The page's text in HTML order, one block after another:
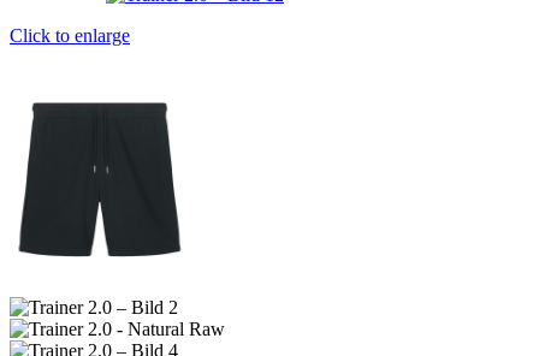
Click to enlarge